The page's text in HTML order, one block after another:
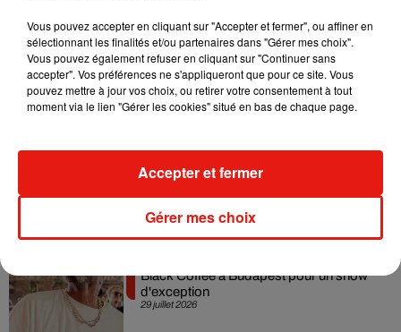
31 juillet 2026
Angèle officialise la sortie de "Run" avec
Amelie Lens
titres les plus joués
29 juillet 2026
Black Coffee à Budapest pour un show
d'exception
Vous pouvez accepter en cliquant sur "Accepter et fermer", ou affiner en
sélectionnant les finalités et/ou partenaires dans "Gérer mes choix".
Vous pouvez également refuser en cliquant sur "Continuer sans
accepter". Vos préférences ne s'appliqueront que pour ce site. Vous
pouvez mettre à jour vos choix, ou retirer votre consentement à tout
moment via le lien "Gérer les cookies" situé en bas de chaque page.
Gérer mes choix
Accepter et fermer